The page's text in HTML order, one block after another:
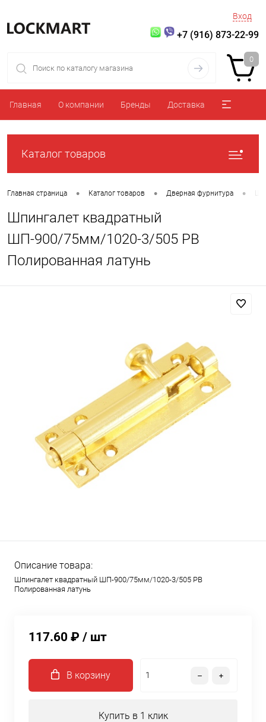
Вход
+7 (916) 873-22-99
0
Главная О компании Бренды Доставка
Каталог товаров
Главная страница • Каталог товаров • Дверная фурнитура •
Шпингалет квадратный
ШП-900/75мм/1020-3/505 PB
Полированная латунь
Описание товара:
Шпингалет квадратный ШП-900/75мм/1020-3/505 PB
Полированная латунь
117.60 ₽ / шт
В корзину
Купить в 1 клик